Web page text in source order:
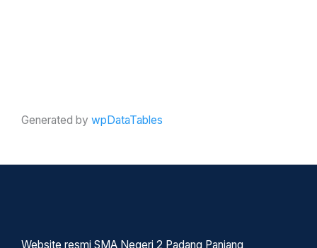
Generated by wpDataTables
Website resmi SMA Negeri 2 Padang Panjang